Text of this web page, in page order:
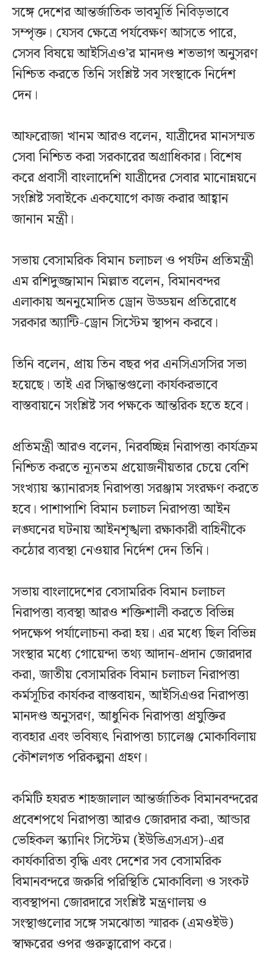
সঙ্গে দেশের আন্তর্জাতিক ভাবমূর্তি নিবিড়ভাবে
সম্পৃক্ত। যেসব ক্ষেত্রে পর্যবেক্ষণ আসতে পারে,
সেসব বিষয়ে আইসিএও’র মানদণ্ড শতভাগ অনুসরণ
নিশ্চিত করতে তিনি সংশ্লিষ্ট সব সংস্থাকে নির্দেশ
দেন।
আফরোজা খানম আরও বলেন, যাত্রীদের মানসম্মত
সেবা নিশ্চিত করা সরকারের অগ্রাধিকার। বিশেষ
করে প্রবাসী বাংলাদেশি যাত্রীদের সেবার মানোন্নয়নে
সংশ্লিষ্ট সবাইকে একযোগে কাজ করার আহ্বান
জানান মন্ত্রী।
সভায় বেসামরিক বিমান চলাচল ও পর্যটন প্রতিমন্ত্রী
এম রশিদুজ্জামান মিল্লাত বলেন, বিমানবন্দর
এলাকায় অননুমোদিত ড্রোন উড্ডয়ন প্রতিরোধে
সরকার অ্যান্টি-ড্রোন সিস্টেম স্থাপন করবে।
তিনি বলেন, প্রায় তিন বছর পর এনসিএসসির সভা
হয়েছে। তাই এর সিদ্ধান্তগুলো কার্যকরভাবে
বাস্তবায়নে সংশ্লিষ্ট সব পক্ষকে আন্তরিক হতে হবে।
প্রতিমন্ত্রী আরও বলেন, নিরবচ্ছিন্ন নিরাপত্তা কার্যক্রম
নিশ্চিত করতে ন্যূনতম প্রয়োজনীয়তার চেয়ে বেশি
সংখ্যায় স্ক্যানারসহ নিরাপত্তা সরঞ্জাম সংরক্ষণ করতে
হবে। পাশাপাশি বিমান চলাচল নিরাপত্তা আইন
লঙ্ঘনের ঘটনায় আইনশৃঙ্খলা রক্ষাকারী বাহিনীকে
কঠোর ব্যবস্থা নেওয়ার নির্দেশ দেন তিনি।
সভায় বাংলাদেশের বেসামরিক বিমান চলাচল
নিরাপত্তা ব্যবস্থা আরও শক্তিশালী করতে বিভিন্ন
পদক্ষেপ পর্যালোচনা করা হয়। এর মধ্যে ছিল বিভিন্ন
সংস্থার মধ্যে গোয়েন্দা তথ্য আদান-প্রদান জোরদার
করা, জাতীয় বেসামরিক বিমান চলাচল নিরাপত্তা
কর্মসূচির কার্যকর বাস্তবায়ন, আইসিএওর নিরাপত্তা
মানদণ্ড অনুসরণ, আধুনিক নিরাপত্তা প্রযুক্তির
ব্যবহার এবং ভবিষ্যৎ নিরাপত্তা চ্যালেঞ্জ মোকাবিলায়
কৌশলগত পরিকল্পনা গ্রহণ।
কমিটি হযরত শাহজালাল আন্তর্জাতিক বিমানবন্দরের
প্রবেশপথে নিরাপত্তা আরও জোরদার করা, আন্ডার
ভেহিকল স্ক্যানিং সিস্টেম (ইউভিএসএস)-এর
কার্যকারিতা বৃদ্ধি এবং দেশের সব বেসামরিক
বিমানবন্দরে জরুরি পরিস্থিতি মোকাবিলা ও সংকট
ব্যবস্থাপনা জোরদারে সংশ্লিষ্ট মন্ত্রণালয় ও
সংস্থাগুলোর সঙ্গে সমঝোতা স্মারক (এমওইউ)
স্বাক্ষরের ওপর গুরুত্বারোপ করে।